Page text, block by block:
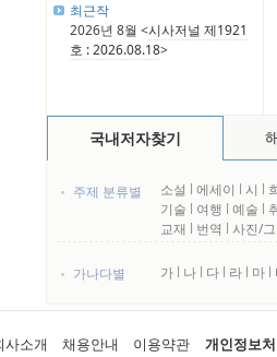
최근작
2026년 8월 <시사저널 제1921
호 : 2026.08.18>
국내저자찾기
주제 분류별 소설 l 에세이 l 시 l
기술 l 여행 l 예술 l
교재 l 번역 l 사진/
가나다별 가 l 나 l 다 l 라 l 마 l
사소개 채용안내 이용약관 개인정보